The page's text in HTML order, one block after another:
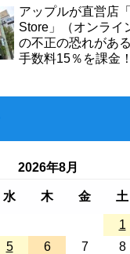
円に
アップルが直営店
Store」（オンライ
の不正の恐れがあ
手数料15％を課金
2026年8月
水 木 金 土
1
5 6 7 8